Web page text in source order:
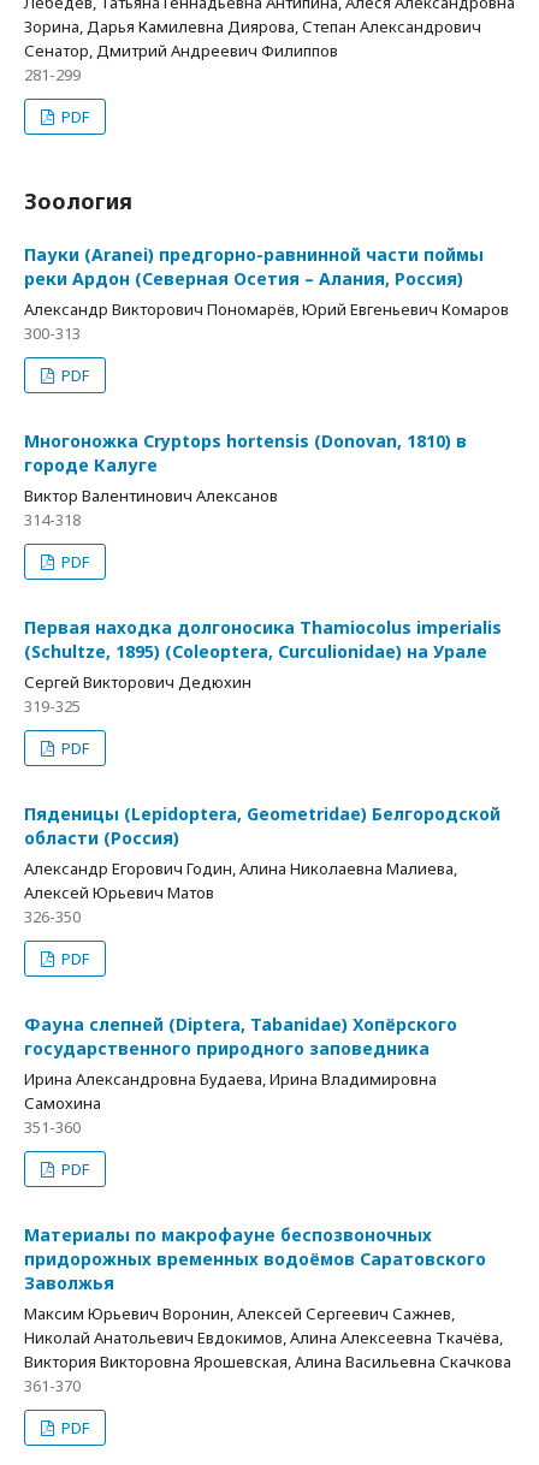
Зорина, Дарья Камилевна Диярова, Степан Александрович
Сенатор, Дмитрий Андреевич Филиппов
281-299
PDF
Зоология
Пауки (Aranei) предгорно-равнинной части поймы
реки Ардон (Северная Осетия – Алания, Россия)
Александр Викторович Пономарёв, Юрий Евгеньевич Комаров
300-313
PDF
Многоножка Cryptops hortensis (Donovan, 1810) в
городе Калуге
Виктор Валентинович Алексанов
314-318
PDF
Первая находка долгоносика Thamiocolus imperialis
(Schultze, 1895) (Coleoptera, Curculionidae) на Урале
Сергей Викторович Дедюхин
319-325
PDF
Пяденицы (Lepidoptera, Geometridae) Белгородской
области (Россия)
Александр Егорович Годин, Алина Николаевна Малиева,
Алексей Юрьевич Матов
326-350
PDF
Фауна слепней (Diptera, Tabanidae) Хопёрского
государственного природного заповедника
Ирина Александровна Будаева, Ирина Владимировна
Самохина
351-360
PDF
Материалы по макрофауне беспозвоночных
придорожных временных водоёмов Саратовского
Заволжья
Максим Юрьевич Воронин, Алексей Сергеевич Сажнев,
Николай Анатольевич Евдокимов, Алина Алексеевна Ткачёва,
Виктория Викторовна Ярошевская, Алина Васильевна Скачкова
361-370
PDF